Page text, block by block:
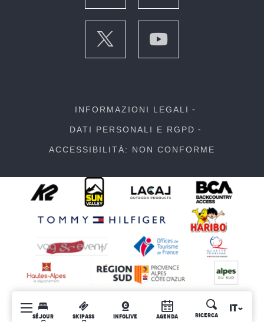
SÉJOUR SKIPASS INFOLIVE AGENDA
Ricerca
IT
INFORMAZIONI LEGALI
DATI PERSONALI E RGPD
ACCESSIBILITÀ: NON CONFORME